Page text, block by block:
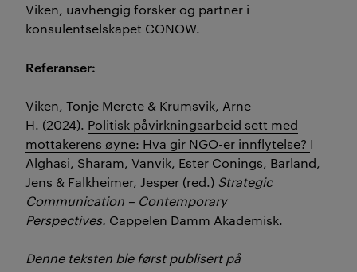
Viken, uavhengig forsker og partner i
konsulentselskapet CONOW.
Referanser:
Viken, Tonje Merete & Krumsvik, Arne
H. (2024). Politisk påvirkningsarbeid sett med
mottakerens øyne: Hva gir NGO-er innflytelse? I
Alghasi, Sharam, Vanvik, Ester Conings, Barland,
Jens & Falkheimer, Jesper (red.) Strategic
Communication – Contemporary
Perspectives. Cappelen Damm Akademisk.
Denne teksten ble først publisert på